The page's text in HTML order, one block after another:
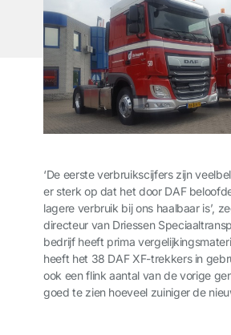
‘De eerste verbruikscijfers zijn
er sterk op dat het door DAF
lagere verbruik bij ons haalbaar is’,
directeur van Driessen
bedrijf heeft prima
heeft het 38 DAF XF-trekkers in
ook een flink aantal van de vorige
goed te zien hoeveel zuiniger de